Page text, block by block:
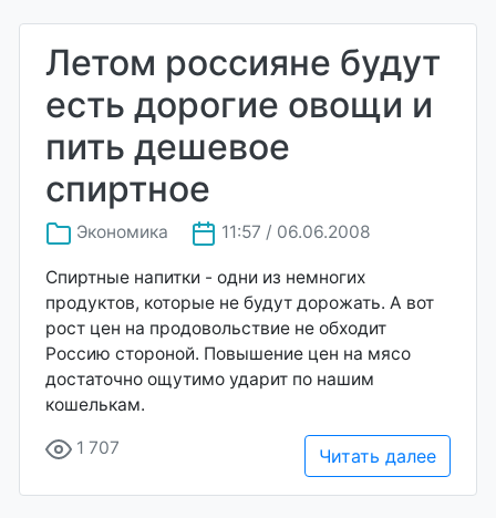
Летом россияне будут
есть дорогие овощи и
пить дешевое
спиртное
Экономика 11:57 / 06.06.2008
Спиртные напитки - одни из немногих
продуктов, которые не будут дорожать. А вот
рост цен на продовольствие не обходит
Россию стороной. Повышение цен на мясо
достаточно ощутимо ударит по нашим
кошелькам.
1 707 Читать далее